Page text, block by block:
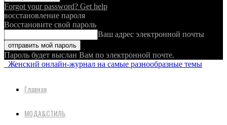
Forgot your password? Get help
восстановление пароля
Восстановите свой пароль
Ваш адрес электронной почты
Пароль будет выслан Вам по электронной почте.
Женский онлайн-журнал на самые разнообразные темы
Главная
МОДА&СТИЛЬ